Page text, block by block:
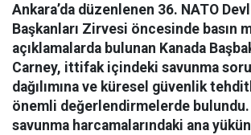
Ankara’da düzenlenen 36. NATO
Başkanları Zirvesi öncesinde basın
açıklamalarda bulunan Kanada
Carney, ittifak içindeki savunma
dağılımına ve küresel güvenlik
önemli değerlendirmelerde bulundu.
savunma harcamalarındaki ana